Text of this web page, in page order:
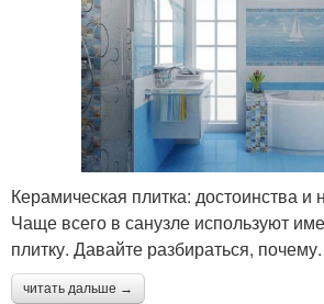
Керамическая плитка: достоинства и
Чаще всего в санузле используют
плитку. Давайте разбираться, почему.
читать дальше →